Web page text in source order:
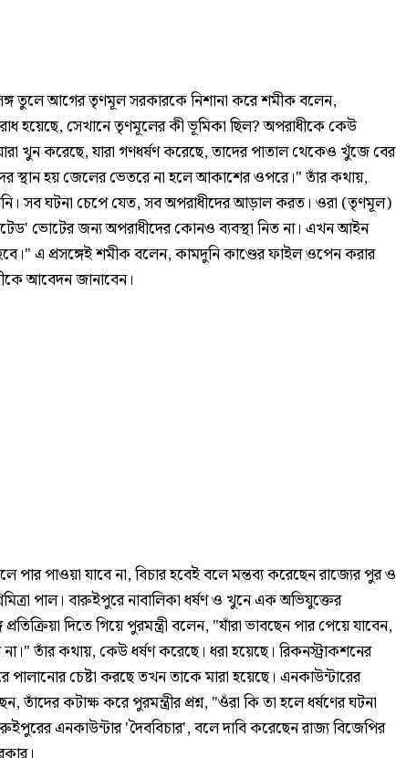
তুলে আগের তৃণমূল সরকারকে নিশানা করে শমীক বলেন,
হয়েছে, সেখানে তৃণমূলের কী ভূমিকা ছিল? অপরাধীকে কেউ
খুন করেছে, যারা গণধর্ষণ করেছে, তাদের পাতাল থেকেও খুঁজে বের
স্থান হয় জেলের ভেতরে না হলে আকাশের ওপরে।" তাঁর কথায়,
সব ঘটনা চেপে যেত, সব অপরাধীদের আড়াল করত। ওরা (তৃণমূল)
ভোটের জন্য অপরাধীদের কোনও ব্যবস্থা নিত না। এখন আইন
হবে।" এ প্রসঙ্গেই শমীক বলেন, কামদুনি কাণ্ডের ফাইল ওপেন করার
আবেদন জানাবেন।
পার পাওয়া যাবে না, বিচার হবেই বলে মন্তব্য করেছেন রাজ্যের পুর ও
পাল। বারুইপুরে নাবালিকা ধর্ষণ ও খুনে এক অভিযুক্তের
দিতে গিয়ে পুরমন্ত্রী বলেন, "যাঁরা ভাবছেন পার পেয়ে যাবেন,
তাঁর কথায়, কেউ ধর্ষণ করেছে। ধরা হয়েছে। রিকনস্ট্রাকশনের
পালানোর চেষ্টা করছে তখন তাকে মারা হয়েছে। এনকাউন্টারের
তাঁদের কটাক্ষ করে পুরমন্ত্রীর প্রশ্ন, "ওঁরা কি তা হলে ধর্ষণের ঘটনা
এনকাউন্টার 'দৈববিচার', বলে দাবি করেছেন রাজ্য বিজেপির